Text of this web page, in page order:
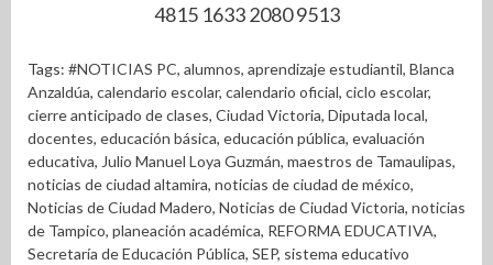
4815 1633 2080 9513
Tags: #NOTICIAS PC, alumnos, aprendizaje estudiantil, Blanca
Anzaldúa, calendario escolar, calendario oficial, ciclo escolar,
cierre anticipado de clases, Ciudad Victoria, Diputada local,
docentes, educación básica, educación pública, evaluación
educativa, Julio Manuel Loya Guzmán, maestros de Tamaulipas,
noticias de ciudad altamira, noticias de ciudad de méxico,
Noticias de Ciudad Madero, Noticias de Ciudad Victoria, noticias
de Tampico, planeación académica, REFORMA EDUCATIVA,
Secretaría de Educación Pública, SEP, sistema educativo